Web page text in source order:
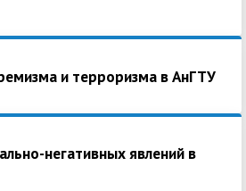
и терроризма в АнГТУ
негативных явлений в